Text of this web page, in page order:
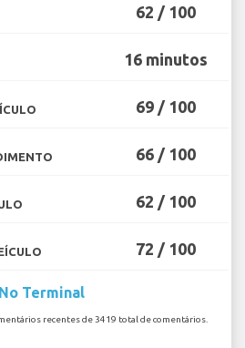
62 / 100
16 minutos
69 / 100
66 / 100
62 / 100
72 / 100
No Terminal
recentes de 3419 total de comentários.